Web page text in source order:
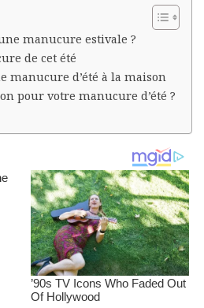
manucure estivale ?
de cet été
manucure d’été à la maison
pour votre manucure d’été ?